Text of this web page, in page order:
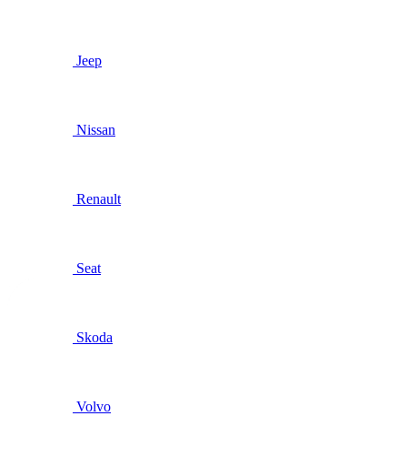
Jeep
Nissan
Renault
Seat
Skoda
Volvo